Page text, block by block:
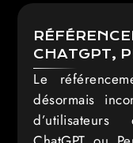
CHATGPT,
Le
désormais